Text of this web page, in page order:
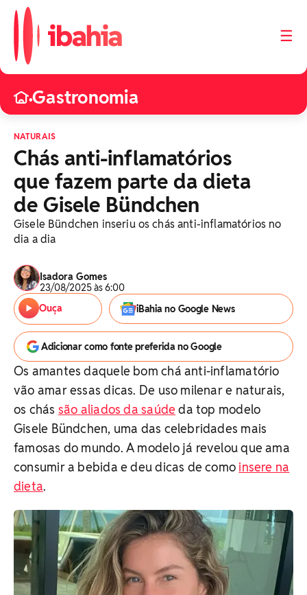
☰
•Gastronomia
NATURAIS
Chás anti-inflamatórios
que fazem parte da dieta
de Gisele Bündchen
Gisele Bündchen inseriu os chás anti-inflamatórios no
dia a dia
Isadora Gomes
23/08/2025 às 6:00
Ouça
iBahia no Google News
Adicionar como fonte preferida no Google
Os amantes daquele bom chá anti-inflamatório
vão amar essas dicas. De uso milenar e naturais,
os chás são aliados da saúde da top modelo
Gisele Bündchen, uma das celebridades mais
famosas do mundo. A modelo já revelou que ama
consumir a bebida e deu dicas de como insere na
dieta.